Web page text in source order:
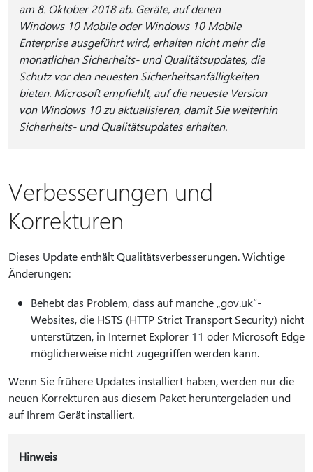
am 8. Oktober 2018 ab. Geräte, auf denen
Windows 10 Mobile oder Windows 10 Mobile
Enterprise ausgeführt wird, erhalten nicht mehr die
monatlichen Sicherheits- und Qualitätsupdates, die
Schutz vor den neuesten Sicherheitsanfälligkeiten
bieten. Microsoft empfiehlt, auf die neueste Version
von Windows 10 zu aktualisieren, damit Sie weiterhin
Sicherheits- und Qualitätsupdates erhalten.
Verbesserungen und
Korrekturen
Dieses Update enthält Qualitätsverbesserungen. Wichtige
Änderungen:
Behebt das Problem, dass auf manche „gov.uk“-
Websites, die HSTS (HTTP Strict Transport Security) nicht
unterstützen, in Internet Explorer 11 oder Microsoft Edge
möglicherweise nicht zugegriffen werden kann.
Wenn Sie frühere Updates installiert haben, werden nur die
neuen Korrekturen aus diesem Paket heruntergeladen und
auf Ihrem Gerät installiert.
Hinweis